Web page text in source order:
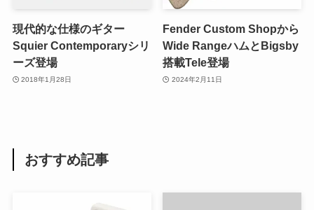
現代的な仕様のギター
Squier Contemporaryシリ
ーズ登場
2018年1月28日
Fender Custom Shopから
Wide RangeハムとBigsby
搭載Tele登場
2024年2月11日
おすすめ記事